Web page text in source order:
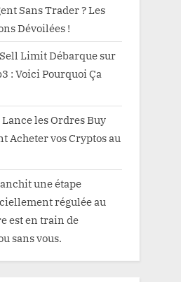
Sans Trader ? Les
Dévoilées !
Limit Débarque sur
: Voici Pourquoi Ça
les Ordres Buy
Acheter vos Cryptos au
une étape
régulée au
est en train de
sans vous.